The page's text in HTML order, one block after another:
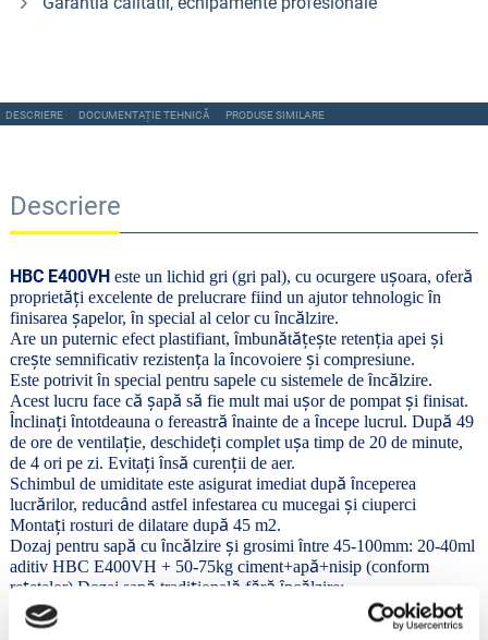
DESCRIERE DOCUMENTAȚIE TEHNICĂ PRODUSE SIMILARE
Descriere
HBC E400VH este un lichid gri (gri pal), cu ocurgere ușoara, oferă
proprietăți excelente de prelucrare fiind un ajutor tehnologicîn
finisarea șapelor,în special al celor cuîncălzire.
Are un puternic efect plastifiant,îmbunătățește retenția apei și
crește semnificativ rezistența laîncovoiere și compresiune.
Este potrivitîn special pentru sapele cu sistemele deîncălzire.
Acest lucru face că șapă să fie mult mai ușor de pompatși finisat.
nclinațiîntotdeauna o fereastră înainte de aîncepe lucrul. După 49
de ore de ventilație, deschideți complet ușa timp de 20 de minute,
de 4 ori pe zi. Evitațiînsă curenții de aer.
Schimbul de umiditate este asigurat imediat după începerea
lucrărilor, reducând astfel infestarea cu mucegai și ciuperci
Montați rosturi de dilatare după 45 m2.
Dozaj pentru sapă cuîncălzire și grosimiîntre 45-100mm: 20-40ml
aditiv HBC E400VH + 50-75kg ciment+apă+nisip (conform
rețetelor) Dozaj sapă tradițională fără încălzire:
Recomandare pentru 1 rezervor pomp
230 litri, pentru
grosimi de sap
ntre 45-65mm: 80ml aditiv HBC E400VH + 50-75